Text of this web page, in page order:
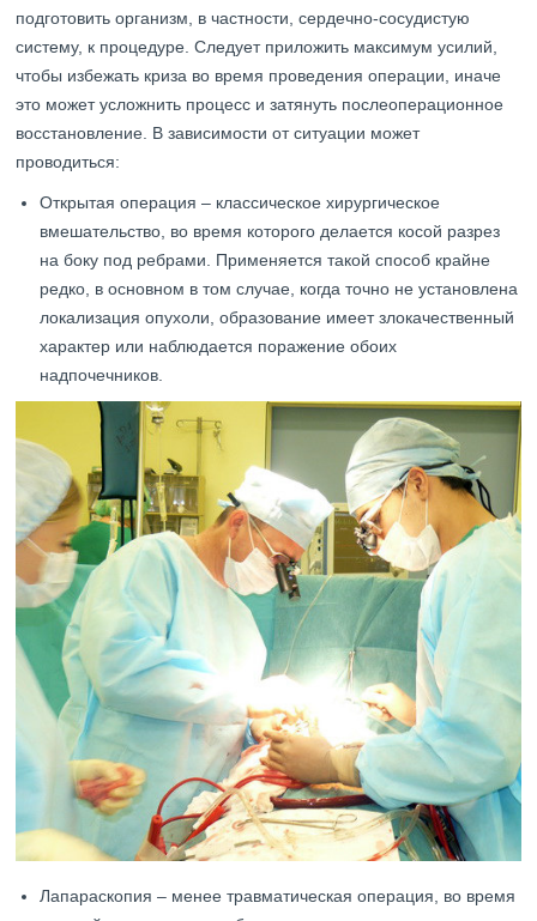
подготовить организм, в частности, сердечно-сосудистую
систему, к процедуре. Следует приложить максимум усилий,
чтобы избежать криза во время проведения операции, иначе
это может усложнить процесс и затянуть послеоперационное
восстановление. В зависимости от ситуации может
проводиться:
Открытая операция – классическое хирургическое
вмешательство, во время которого делается косой разрез
на боку под ребрами. Применяется такой способ крайне
редко, в основном в том случае, когда точно не установлена
локализация опухоли, образование имеет злокачественный
характер или наблюдается поражение обоих
надпочечников.
Лапараскопия – менее травматическая операция, во время